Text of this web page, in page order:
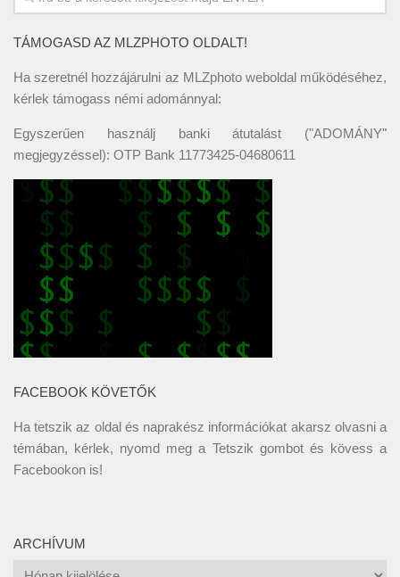
TÁMOGASD AZ MLZPHOTO OLDALT!
Ha szeretnél hozzájárulni az MLZphoto weboldal működéséhez,
kérlek támogass némi adománnyal:
Egyszerűen használj banki átutalást ("ADOMÁNY"
megjegyzéssel): OTP Bank 11773425-04680611
FACEBOOK KÖVETŐK
Ha tetszik az oldal és naprakész információkat akarsz olvasni a
témában, kérlek, nyomd meg a Tetszik gombot és kövess a
Facebookon is!
ARCHÍVUM
Archívum